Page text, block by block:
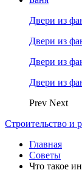
Двери из
Двери из
Двери из
Двери из
Prev Next
Строительство и
Главная
Советы
Что такое